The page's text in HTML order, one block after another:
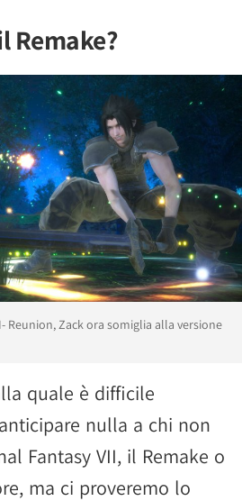
Remake?
Reunion, Zack ora somiglia alla versione
quale è difficile
nulla a chi non
Fantasy VII, il Remake o
ma ci proveremo lo